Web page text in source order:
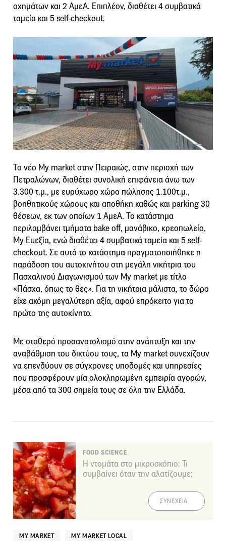
οχημάτων και 2 ΑμεΑ. Επιπλέον, διαθέτει 4 συμβατικά
ταμεία και 5 self-checkout.
Το νέο My market στην Πειραιώς, στην περιοχή των
Πετραλώνων, διαθέτει συνολική επιφάνεια άνω των
3.300 τ.μ., με ευρύχωρο χώρο πώλησης 1.100τ.μ.,
βοηθητικούς χώρους και αποθήκη καθώς και parking 30
θέσεων, εκ των οποίων 1 ΑμεΑ. Το κατάστημα
περιλαμβάνει τμήματα bake off, μανάβικο, κρεοπωλείο,
My Ευεξία, ενώ διαθέτει 4 συμβατικά ταμεία και 5 self-
checkout. Σε αυτό το κατάστημα πραγματοποιήθηκε η
παράδοση του αυτοκινήτου στη μεγάλη νικήτρια του
Πασχαλινού Διαγωνισμού των My market με τίτλο
«Πάσχα, όπως το θες». Για τη νικήτρια μάλιστα, το δώρο
είχε ακόμη μεγαλύτερη αξία, αφού επρόκειτο για το
πρώτο της αυτοκίνητο.
Με σταθερό προσανατολισμό στην ανάπτυξη και την
αναβάθμιση του δικτύου τους, τα My market συνεχίζουν
να επενδύουν σε σύγχρονες υποδομές και υπηρεσίες
που προσφέρουν μία ολοκληρωμένη εμπειρία αγορών,
μέσα από τα 300 σημεία τους σε όλη την Ελλάδα.
FOOD SCIENCE
Η ντομάτα στο μικροσκόπιο: Τι
συμβαίνει όταν την αλατίζουμε;
ΣΥΝΕΧΕΙΑ
MY MARKET MY MARKET LOCAL